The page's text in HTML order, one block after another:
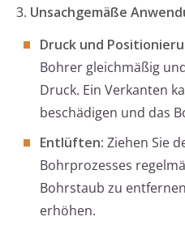
3. Unsachgemäße
Druck und
Bohrer gleichmäßig
Druck. Ein Verkanten
beschädigen und das
Entlüften: Ziehen Sie
Bohrprozesses
Bohrstaub zu
erhöhen.